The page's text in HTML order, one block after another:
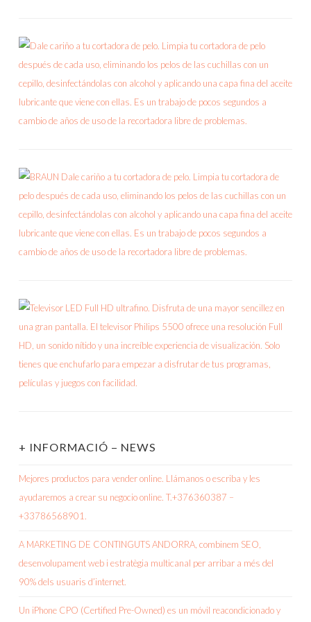
+ INFORMACIÓ – NEWS
Mejores productos para vender online. Llámanos o escriba y les
ayudaremos a crear su negocio online. T.+376360387 –
+33786568901.
A MARKETING DE CONTINGUTS ANDORRA, combinem SEO,
desenvolupament web i estratègia multicanal per arribar a més del
90% dels usuaris d’internet.
Un iPhone CPO (Certified Pre-Owned) es un móvil reacondicionado y